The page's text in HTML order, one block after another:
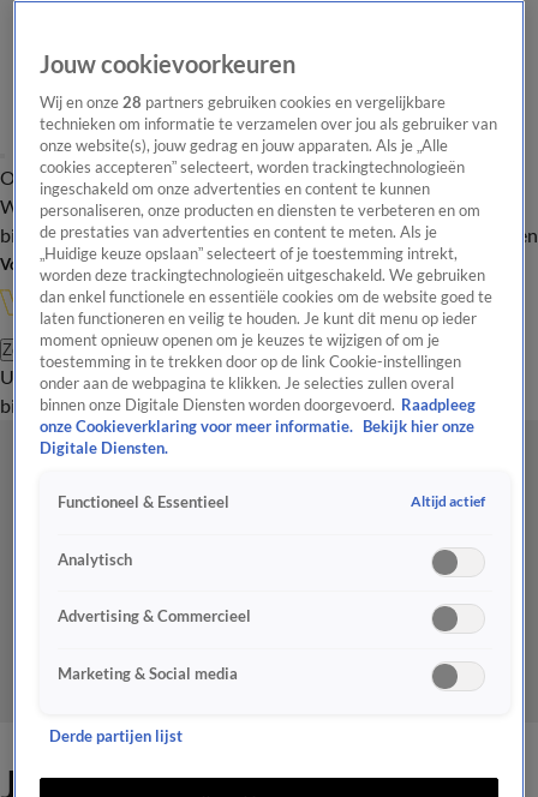
Overzicht Onze programma's Uitzendingen Onze gezichten
In de
WandelgangenInterviewsUitzending
bijwonenPodcastShopVeelgestelde vragenKijkersvraag insturen
Volg Vandaag Inside
Zoeken
UitzendingenVandaag InsideDe OranjezomerShopUitzending
bijwonen
Johan ziet Matthijs van
Jouw cookievoorkeuren
Wij en onze28 partners gebruiken cookies en vergelijkbare
technieken om informatie te verzamelen over jou als gebruiker van
onze website(s), jouw gedrag en jouw apparaten. Als je „Alle
cookies accepteren” selecteert, worden trackingtechnologieën
ingeschakeld om onze advertenties en content te kunnen
personaliseren, onze producten en diensten te verbeteren en om
de prestaties van advertenties en content te meten. Als je
„Huidige keuze opslaan” selecteert of je toestemming intrekt,
worden deze trackingtechnologieën uitgeschakeld. We gebruiken
dan enkel functionele en essentiële cookies om de website goed te
laten functioneren en veilig te houden. Je kunt dit menu op ieder
moment opnieuw openen om je keuzes te wijzigen of om je
toestemming in te trekken door op de link Cookie-instellingen
onder aan de webpagina te klikken. Je selecties zullen overal
binnen onze Digitale Diensten worden doorgevoerd. Raadpleeg
onze Cookieverklaring voor meer informatie.
Bekijk hier onze
Digitale Diensten.
Functioneel & Essentieel Altijd actief
Analytisch
Advertising & Commercieel
Marketing & Social media
Derde partijen lijst